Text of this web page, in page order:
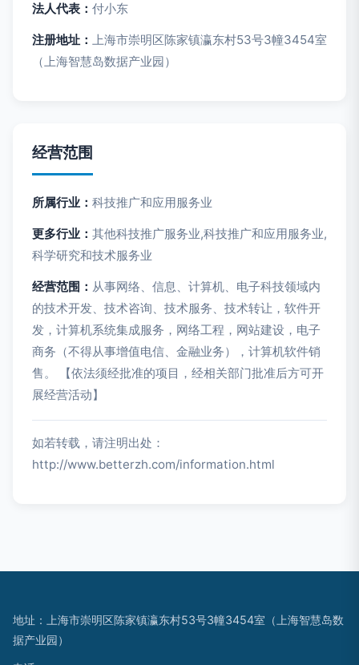
法人代表： 付小东
注册地址： 上海市崇明区陈家镇瀛东村53号3幢3454室
（上海智慧岛数据产业园）
经营范围
所属行业： 科技推广和应用服务业
更多行业： 其他科技推广服务业,科技推广和应用服务业,
科学研究和技术服务业
经营范围： 从事网络、信息、计算机、电子科技领域内
的技术开发、技术咨询、技术服务、技术转让，软件开
发，计算机系统集成服务，网络工程，网站建设，电子
商务（不得从事增值电信、金融业务），计算机软件销
售。 【依法须经批准的项目，经相关部门批准后方可开
展经营活动】
如若转载，请注明出处：
http://www.betterzh.com/information.html
地址：上海市崇明区陈家镇瀛东村53号3幢3454室（上海智慧岛数
据产业园）